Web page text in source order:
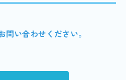
い合わせください。